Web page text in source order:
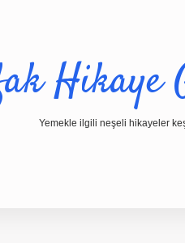
Hikaye
Yemekle ilgili neşeli hikayeler